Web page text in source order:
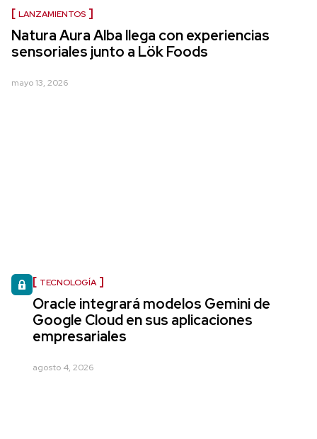
LANZAMIENTOS
Natura Aura Alba llega con experiencias
sensoriales junto a Lök Foods
mayo 13, 2026
TECNOLOGÍA
Oracle integrará modelos Gemini de
Google Cloud en sus aplicaciones
empresariales
agosto 4, 2026